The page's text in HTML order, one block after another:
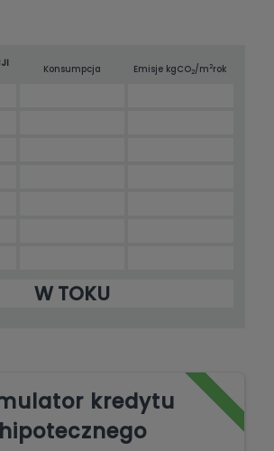
Konsumpcja Emisje kgCO2/m2rok
W TOKU
kredytu
hipotecznego